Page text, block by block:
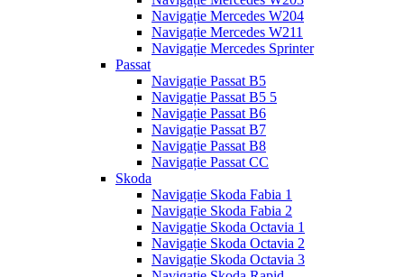
Navigație Mercedes W204
Navigație Mercedes W211
Navigație Mercedes Sprinter
Passat
Navigație Passat B5
Navigație Passat B5 5
Navigație Passat B6
Navigație Passat B7
Navigație Passat B8
Navigație Passat CC
Skoda
Navigație Skoda Fabia 1
Navigație Skoda Fabia 2
Navigație Skoda Octavia 1
Navigație Skoda Octavia 2
Navigație Skoda Octavia 3